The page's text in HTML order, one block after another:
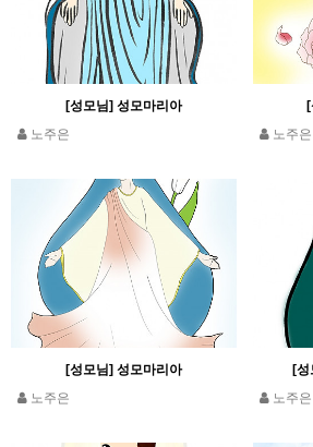
[성모님] 성모마리아
노주은
[
노주은
[성모님] 성모마리아
노주은
[성
노주은